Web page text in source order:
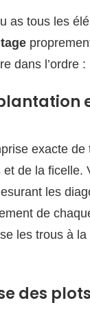
as tous les
dans l’ordre :
exacte de
de la ficelle.
les
de
les trous à
des